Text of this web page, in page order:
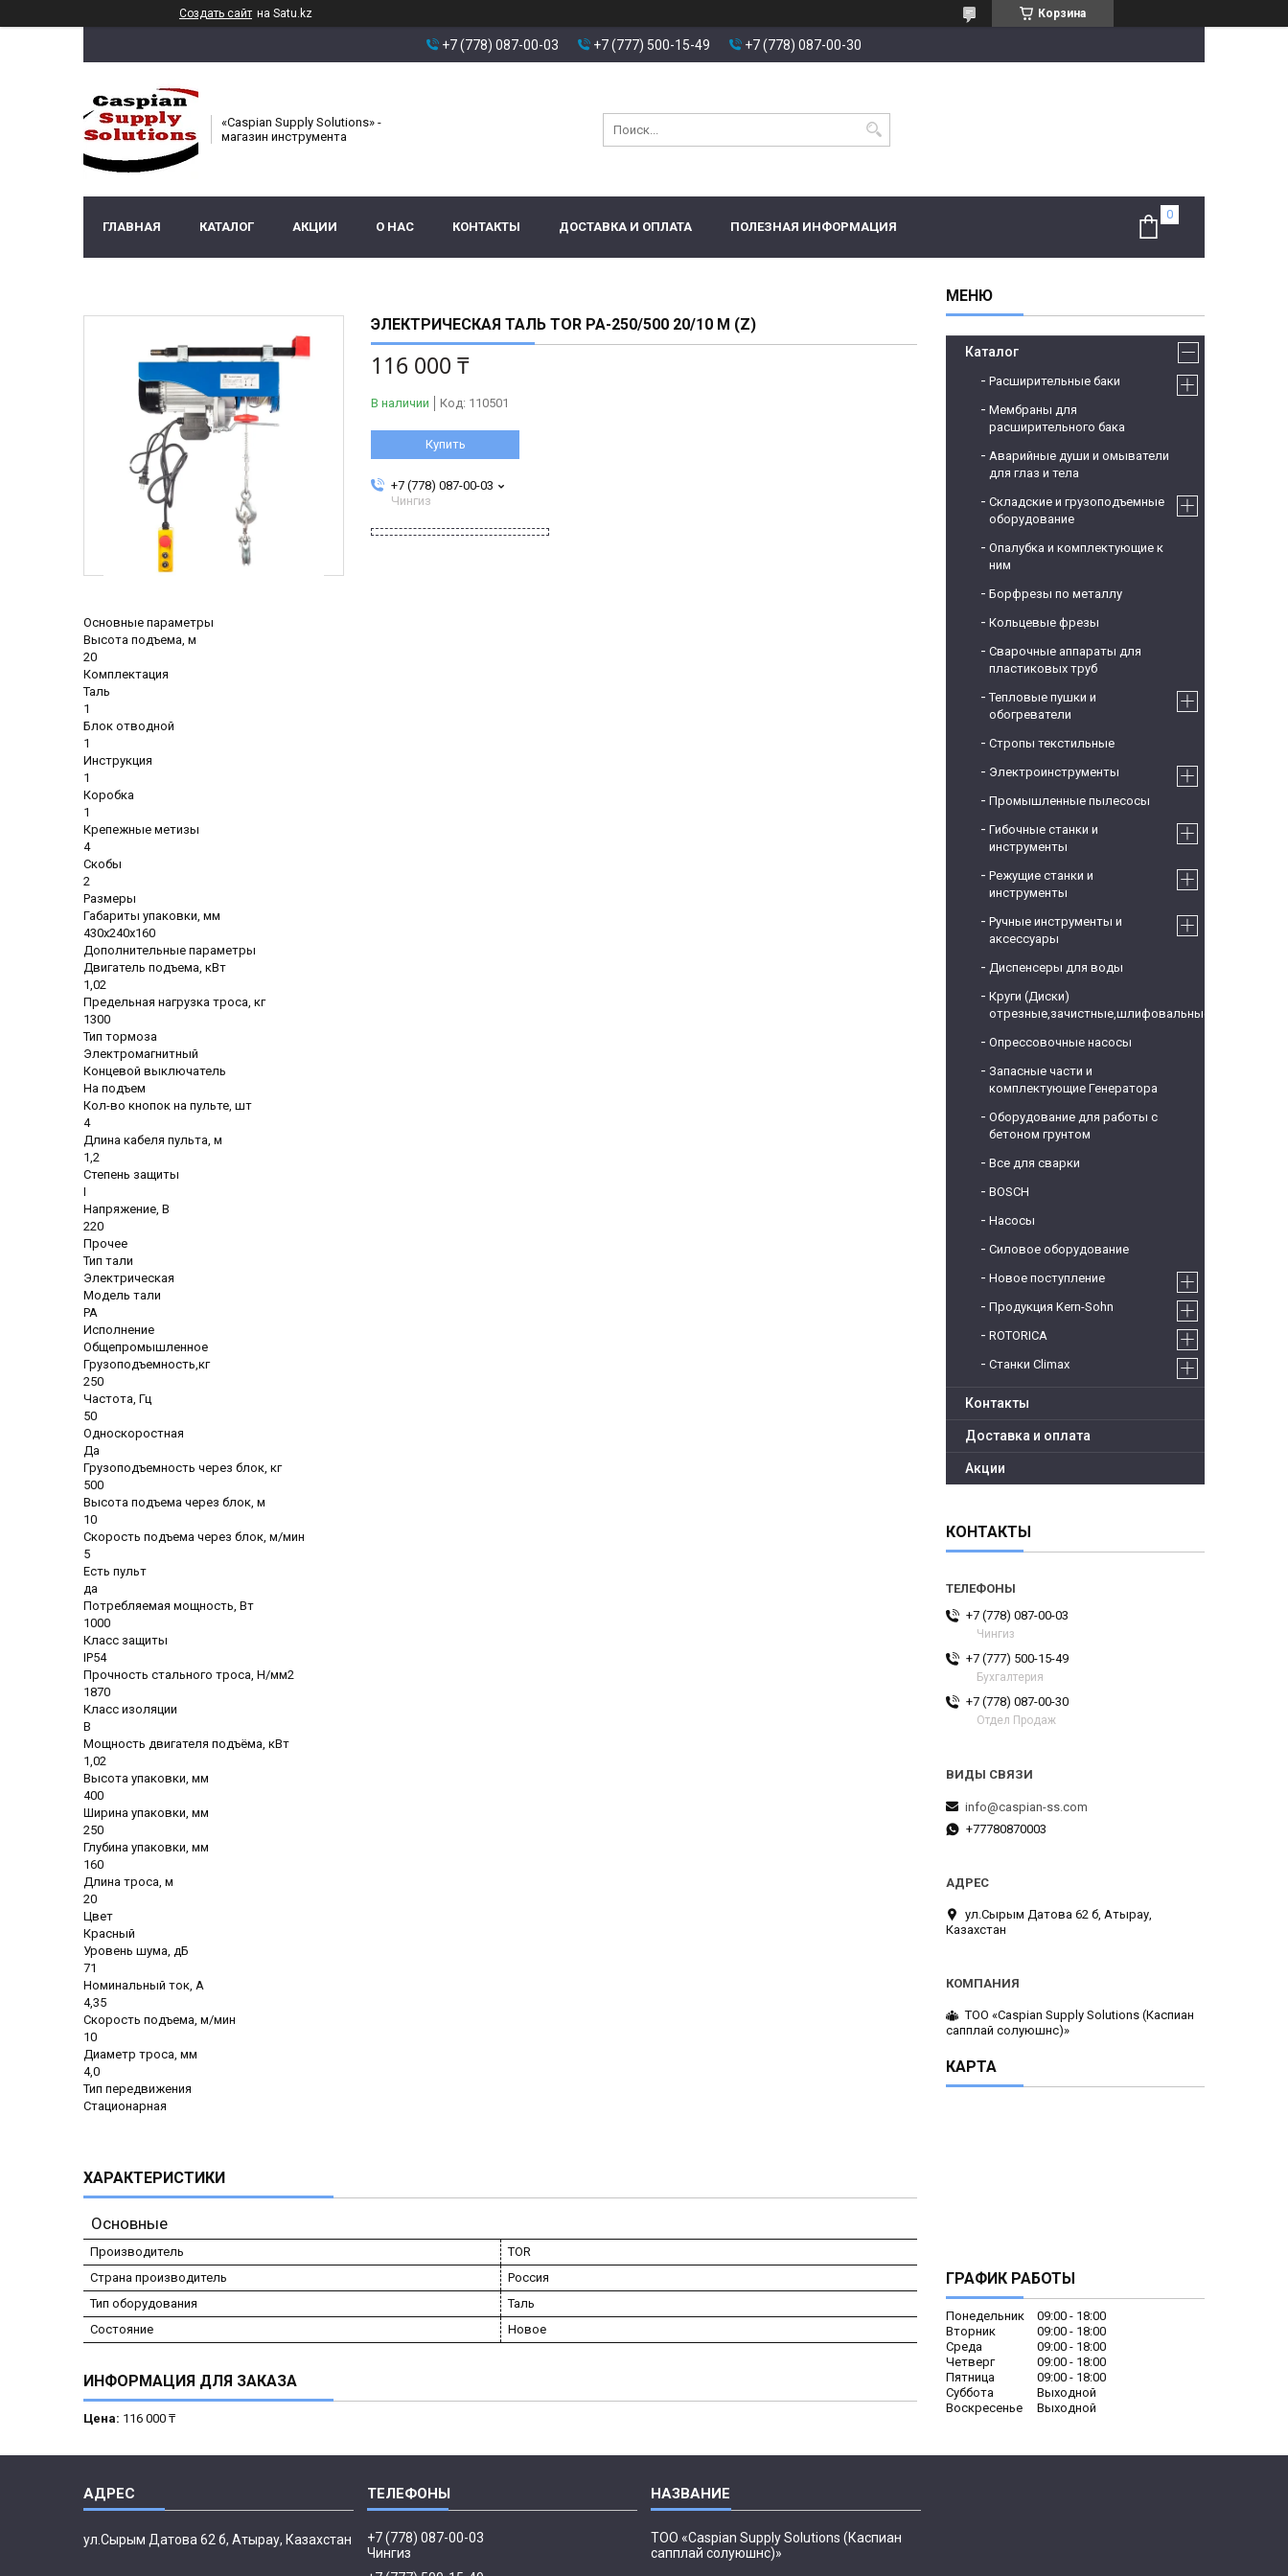
Создать сайт на Satu.kz Корзина
+7 (778) 087-00-03 +7 (777) 500-15-49 +7 (778) 087-00-30
«Caspian Supply Solutions» -
магазин инструмента
ГЛАВНАЯ КАТАЛОГ АКЦИИ О НАС КОНТАКТЫ ДОСТАВКА И ОПЛАТА ПОЛЕЗНАЯ ИНФОРМАЦИЯ
ЭЛЕКТРИЧЕСКАЯ ТАЛЬ TOR PA-250/500 20/10 М (Z)
116 000 ₸
В наличии Код: 110501
Купить
+7 (778) 087-00-03
Чингиз
Основные параметры
Высота подъема, м
20
Комплектация
Таль
1
Блок отводной
1
Инструкция
1
Коробка
1
Крепежные метизы
4
Скобы
2
Размеры
Габариты упаковки, мм
430х240х160
Дополнительные параметры
Двигатель подъема, кВт
1,02
Предельная нагрузка троса, кг
1300
Тип тормоза
Электромагнитный
Концевой выключатель
На подъем
Кол-во кнопок на пульте, шт
4
Длина кабеля пульта, м
1,2
Степень защиты
I
Напряжение, В
220
Прочее
Тип тали
Электрическая
Модель тали
РА
Исполнение
Общепромышленное
Грузоподъемность,кг
250
Частота, Гц
50
Односкоростная
Да
Грузоподъемность через блок, кг
500
Высота подъема через блок, м
10
Скорость подъема через блок, м/мин
5
Есть пульт
да
Потребляемая мощность, Вт
1000
Класс защиты
IP54
Прочность стального троса, Н/мм2
1870
Класс изоляции
В
Мощность двигателя подъёма, кВт
1,02
Высота упаковки, мм
400
Ширина упаковки, мм
250
Глубина упаковки, мм
160
Длина троса, м
20
Цвет
Красный
Уровень шума, дБ
71
Номинальный ток, А
4,35
Скорость подъема, м/мин
10
Диаметр троса, мм
4,0
Тип передвижения
Стационарная
ХАРАКТЕРИСТИКИ
Основные
Производитель
TOR
Страна производитель
Россия
Тип оборудования
Таль
Состояние
Новое
ИНФОРМАЦИЯ ДЛЯ ЗАКАЗА
Цена: 116 000 ₸
Каталог
Расширительные баки
Мембраны для
расширительного бака
Аварийные души и омыватели
для глаз и тела
Складские и грузоподъемные
оборудование
Опалубка и комплектующие к
ним
Борфрезы по металлу
Кольцевые фрезы
Сварочные аппараты для
пластиковых труб
Тепловые пушки и
обогреватели
Стропы текстильные
Электроинструменты
Промышленные пылесосы
Гибочные станки и
инструменты
Режущие станки и
инструменты
Ручные инструменты и
аксессуары
Диспенсеры для воды
Круги (Диски)
отрезные,зачистные,шлифовальные
Опрессовочные насосы
Запасные части и
комплектующие Генератора
Оборудование для работы с
бетоном грунтом
Все для сварки
BOSCH
Насосы
Силовое оборудование
Новое поступление
Продукция Kern-Sohn
ROTORICA
Станки Climax
Контакты
Доставка и оплата
Акции
КОНТАКТЫ
+7 (778) 087-00-03
Чингиз
+7 (777) 500-15-49
Бухгалтерия
+7 (778) 087-00-30
Отдел Продаж
info@caspian-ss.com
+77780870003
ул.Сырым Датова 62 б, Атырау,
Казахстан
ТОО «Caspian Supply Solutions (Каспиан
сапплай солуюшнс)»
КАРТА
ГРАФИК РАБОТЫ
Понедельник 09:00
18:00
Вторник
09:00
18:00
Среда
09:00
18:00
Четверг
09:00
18:00
Пятница
09:00
18:00
Суббота
Выходной
Воскресенье
Выходной
ул.Сырым Датова 62 б, Атырау, Казахстан
+7 (778) 087-00-03
Чингиз
ТОО «Caspian Supply Solutions (Каспиан
сапплай солуюшнс)»